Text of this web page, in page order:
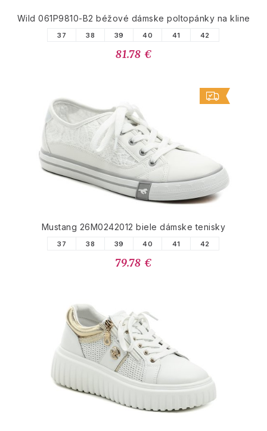
Wild 061P9810-B2 béžové dámske poltopánky na kline
37 38 39 40 41 42
81.78 €
Mustang 26M0242012 biele dámske tenisky
37 38 39 40 41 42
79.78 €